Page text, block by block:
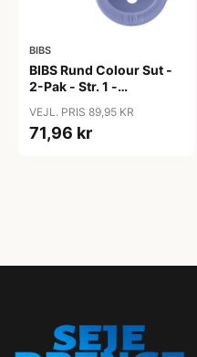
BIBS
BIBS Rund Colour Sut -
2-Pak - Str. 1 -
Bubblegum/Peri
VEJL. PRIS 89,95 KR
71,96 kr